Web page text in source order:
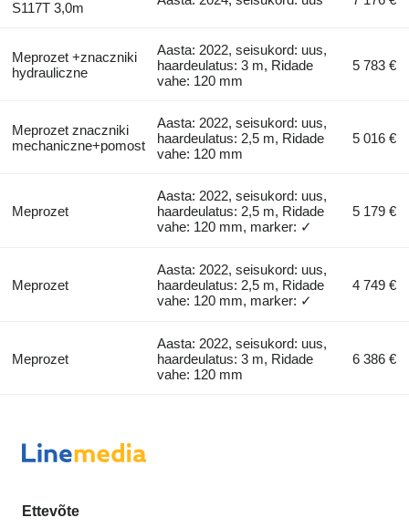
S117T 3,0m
Meprozet +znaczniki
hydrauliczne
Aasta: 2022, seisukord: uus,
haardeulatus: 3 m, Ridade
vahe: 120 mm
5 783 €
Meprozet znaczniki
mechaniczne+pomost
Aasta: 2022, seisukord: uus,
haardeulatus: 2,5 m, Ridade
vahe: 120 mm
5 016 €
Meprozet
Aasta: 2022, seisukord: uus,
haardeulatus: 2,5 m, Ridade
vahe: 120 mm, marker: ✓
5 179 €
Meprozet
Aasta: 2022, seisukord: uus,
haardeulatus: 2,5 m, Ridade
vahe: 120 mm, marker: ✓
4 749 €
Meprozet
Aasta: 2022, seisukord: uus,
haardeulatus: 3 m, Ridade
vahe: 120 mm
6 386 €
Ettevõte